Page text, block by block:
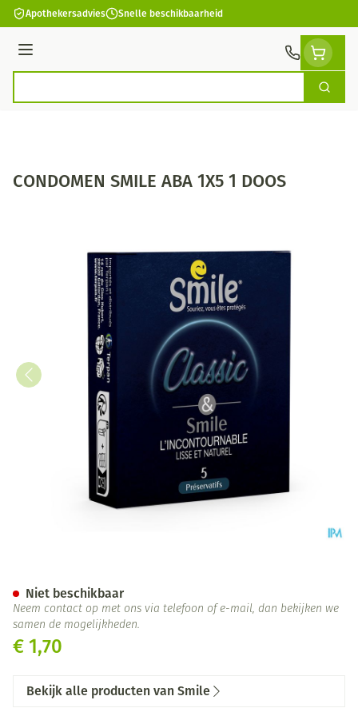
Ga naar de inhoud
Apothekersadvies Snelle beschikbaarheid
Menu
Zoek
CONDOMEN SMILE ABA 1X5 1 DOOS
€ 1,70
Niet beschikbaar
Neem contact op met ons via telefoon of e-mail, dan bekijken we
samen de mogelijkheden.
Bekijk alle producten van Smile